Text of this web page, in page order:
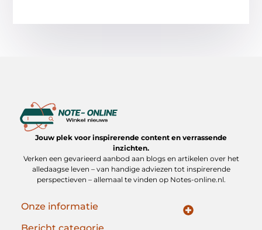
Jouw plek voor inspirerende content en verrassende
inzichten.
Verken een gevarieerd aanbod aan blogs en artikelen over het
alledaagse leven – van handige adviezen tot inspirerende
perspectieven – allemaal te vinden op Notes-online.nl.
Onze informatie